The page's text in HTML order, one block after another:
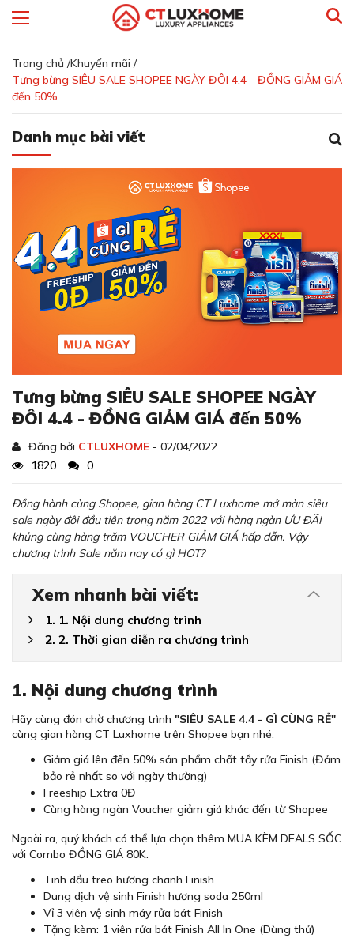
Trang chủ /Khuyến mãi /
Tưng bừng SIÊU SALE SHOPEE NGÀY ĐÔI 4.4 - ĐỒNG GIẢM GIÁ
đến 50%
Danh mục bài viết
Tưng bừng SIÊU SALE SHOPEE NGÀY
ĐÔI 4.4 - ĐỒNG GIẢM GIÁ đến 50%
Đăng bởi CTLUXHOME - 02/04/2022
1820
0
Đồng hành cùng Shopee, gian hàng CT Luxhome mở màn siêu
sale ngày đôi đầu tiên trong năm 2022 với hàng ngàn ƯU ĐÃI
khủng cùng hàng trăm VOUCHER GIẢM GIÁ hấp dẫn. Vậy
chương trình Sale năm nay có gì HOT?
Xem nhanh bài viết:
1. 1. Nội dung chương trình
2. 2. Thời gian diễn ra chương trình
1. Nội dung chương trình
Hãy cùng đón chờ chương trình "SIÊU SALE 4.4 - GÌ CÙNG RẺ"
cùng gian hàng CT Luxhome trên Shopee bạn nhé:
Giảm giá lên đến 50% sản phẩm chất tẩy rửa Finish (Đảm
bảo rẻ nhất so với ngày thường)
Freeship Extra 0Đ
Cùng hàng ngàn Voucher giảm giá khác đến từ Shopee
Ngoài ra, quý khách có thể lựa chọn thêm MUA KÈM DEALS SỐC
với Combo ĐỒNG GIÁ 80K:
Tinh dầu treo hương chanh Finish
Dung dịch vệ sinh Finish hương soda 250ml
Vỉ 3 viên vệ sinh máy rửa bát Finish
Tặng kèm: 1 viên rửa bát Finish All In One (Dùng thử)